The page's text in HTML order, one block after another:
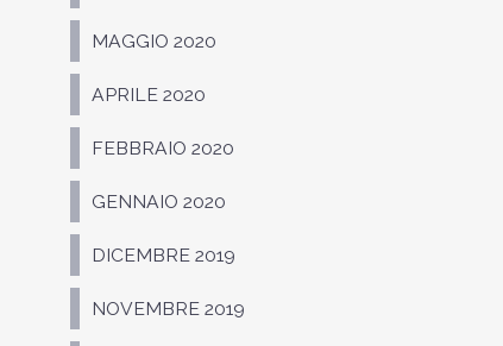
MAGGIO 2020
APRILE 2020
FEBBRAIO 2020
GENNAIO 2020
DICEMBRE 2019
NOVEMBRE 2019